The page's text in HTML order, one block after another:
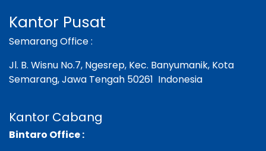
Kantor Pusat​
Semarang Office :
Jl. B. Wisnu No.7, Ngesrep, Kec. Banyumanik, Kota
Semarang, Jawa Tengah 50261 Indonesia
Kantor Cabang
Bintaro Office :